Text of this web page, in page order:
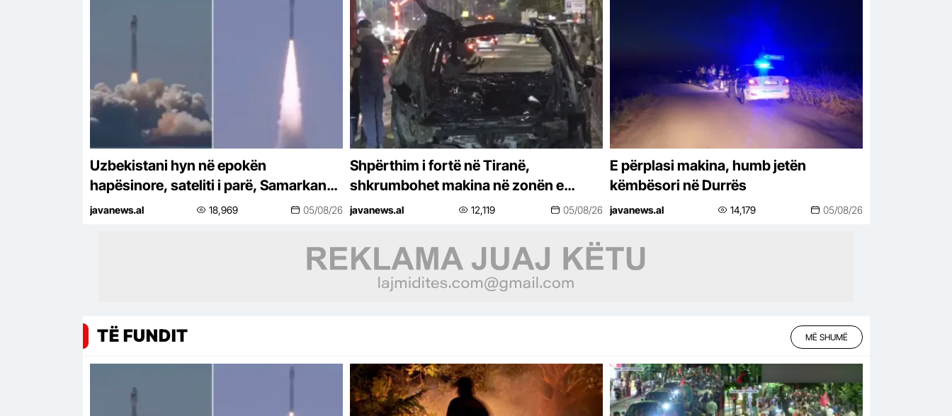
Uzbekistani hyn në epokën
hapësinore, sateliti i parë, Samarkand-
2028, lëshohet në orbitë –
javanews.al 18,969 05/08/26
Shpërthim i fortë në Tiranë,
shkrumbohet makina në zonën e
Laprakës. Dyshimet e para (FOTO)
javanews.al 12,119 05/08/26
E përplasi makina, humb jetën
këmbësori në Durrës
javanews.al 14,179 05/08/26
TË FUNDIT MË SHUMË